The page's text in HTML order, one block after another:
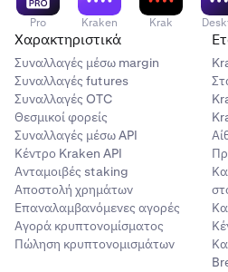
Pro Kraken Krak
Χαρακτηριστικά
Συναλλαγές μέσω margin
Συναλλαγές futures
Συναλλαγές OTC
Θεσμικοί φορείς
Συναλλαγές μέσω API
Κέντρο Kraken API
Ανταμοιβές staking
Αποστολή χρημάτων
Επαναλαμβανόμενες αγορές
Αγορά κρυπτονομίσματος
Πώληση κρυπτονομισμάτων